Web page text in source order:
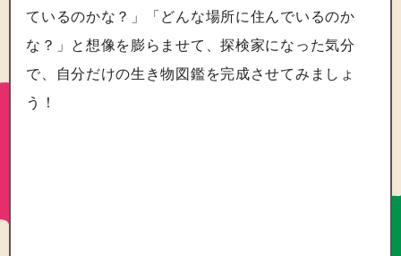
ているのかな？」「どんな場所に住んでいるのか
な？」と想像を膨らませて、探検家になった気分
で、自分だけの生き物図鑑を完成させてみましょ
う！